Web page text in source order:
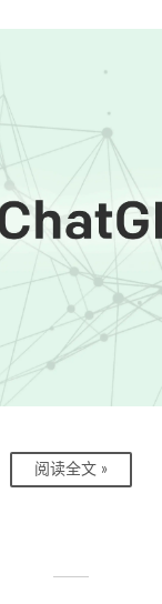
阅读全文 »